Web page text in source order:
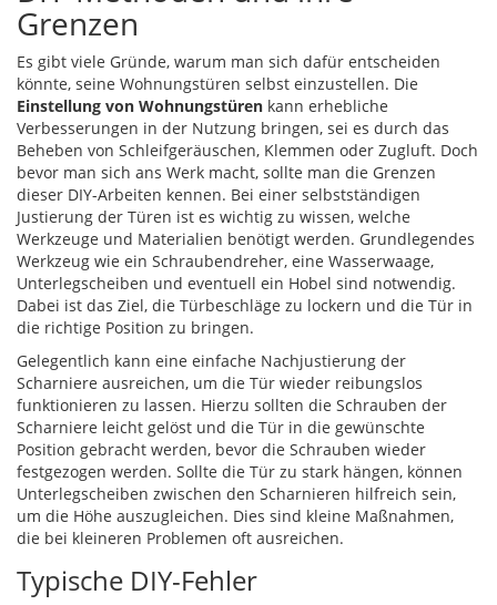
Grenzen
Es gibt viele Gründe, warum man sich dafür entscheiden
könnte, seine Wohnungstüren selbst einzustellen. Die
Einstellung von Wohnungstüren kann erhebliche
Verbesserungen in der Nutzung bringen, sei es durch das
Beheben von Schleifgeräuschen, Klemmen oder Zugluft. Doch
bevor man sich ans Werk macht, sollte man die Grenzen
dieser DIY-Arbeiten kennen. Bei einer selbstständigen
Justierung der Türen ist es wichtig zu wissen, welche
Werkzeuge und Materialien benötigt werden. Grundlegendes
Werkzeug wie ein Schraubendreher, eine Wasserwaage,
Unterlegscheiben und eventuell ein Hobel sind notwendig.
Dabei ist das Ziel, die Türbeschläge zu lockern und die Tür in
die richtige Position zu bringen.
Gelegentlich kann eine einfache Nachjustierung der
Scharniere ausreichen, um die Tür wieder reibungslos
funktionieren zu lassen. Hierzu sollten die Schrauben der
Scharniere leicht gelöst und die Tür in die gewünschte
Position gebracht werden, bevor die Schrauben wieder
festgezogen werden. Sollte die Tür zu stark hängen, können
Unterlegscheiben zwischen den Scharnieren hilfreich sein,
um die Höhe auszugleichen. Dies sind kleine Maßnahmen,
die bei kleineren Problemen oft ausreichen.
Typische DIY-Fehler